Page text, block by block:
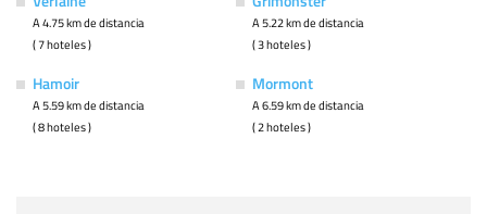
A 4.75 km de distancia
( 7 hoteles )
A 5.22 km de distancia
( 3 hoteles )
Hamoir
A 5.59 km de distancia
( 8 hoteles )
Mormont
A 6.59 km de distancia
( 2 hoteles )